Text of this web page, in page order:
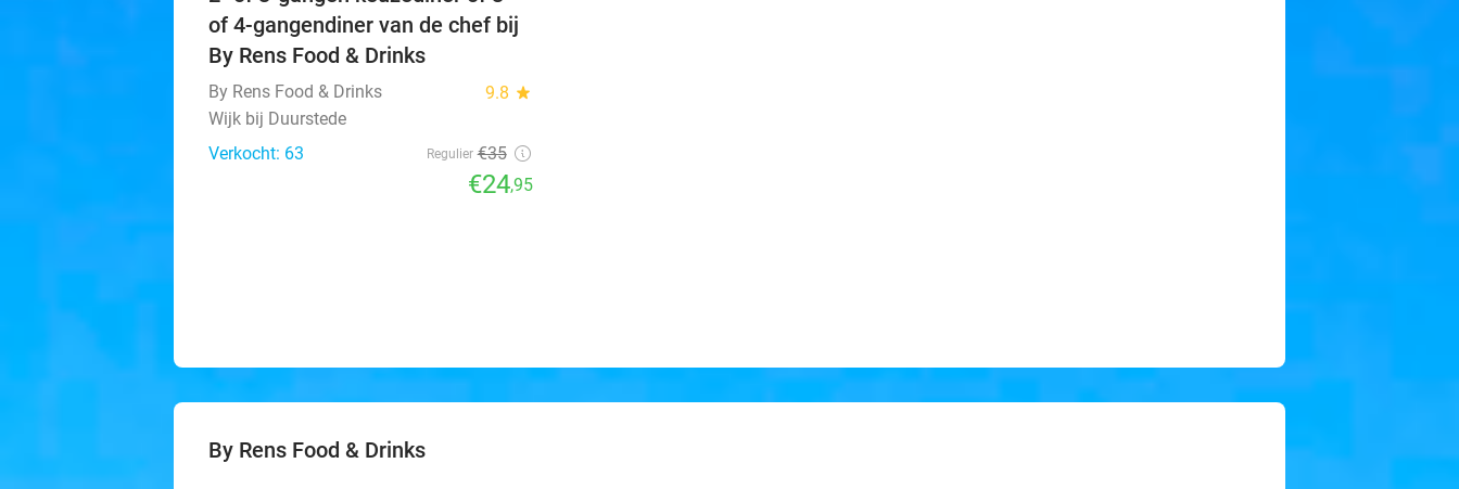
of 4-gangendiner van de chef bij
By Rens Food & Drinks
By Rens Food & Drinks 9.8 star
Wijk bij Duurstede
Verkocht: 63
Regulier €35
€24,95
By Rens Food & Drinks